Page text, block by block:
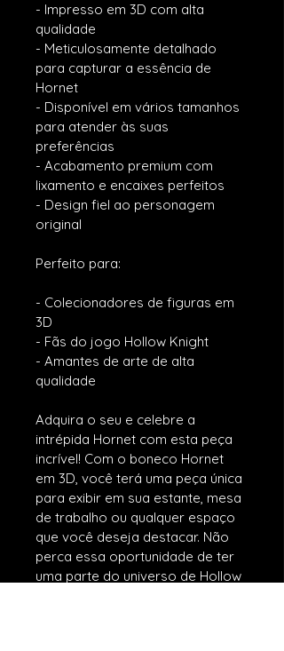
- Impresso em 3D com alta
qualidade
- Meticulosamente detalhado
para capturar a essência de
Hornet
- Disponível em vários tamanhos
para atender às suas
preferências
- Acabamento premium com
lixamento e encaixes perfeitos
- Design fiel ao personagem
original
Perfeito para:
- Colecionadores de figuras em
3D
- Fãs do jogo Hollow Knight
- Amantes de arte de alta
qualidade
Adquira o seu e celebre a
intrépida Hornet com esta peça
incrível! Com o boneco Hornet
em 3D, você terá uma peça única
para exibir em sua estante, mesa
de trabalho ou qualquer espaço
que você deseja destacar. Não
perca essa oportunidade de ter
uma parte do universo de Hollow